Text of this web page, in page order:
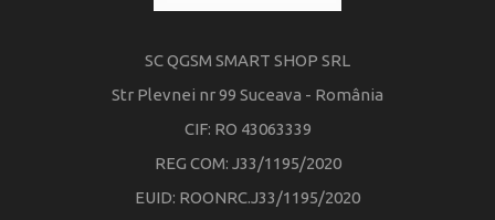
SC QGSM SMART SHOP SRL
Str Plevnei nr 99 Suceava - România
CIF: RO 43063339
REG COM: J33/1195/2020
EUID: ROONRC.J33/1195/2020